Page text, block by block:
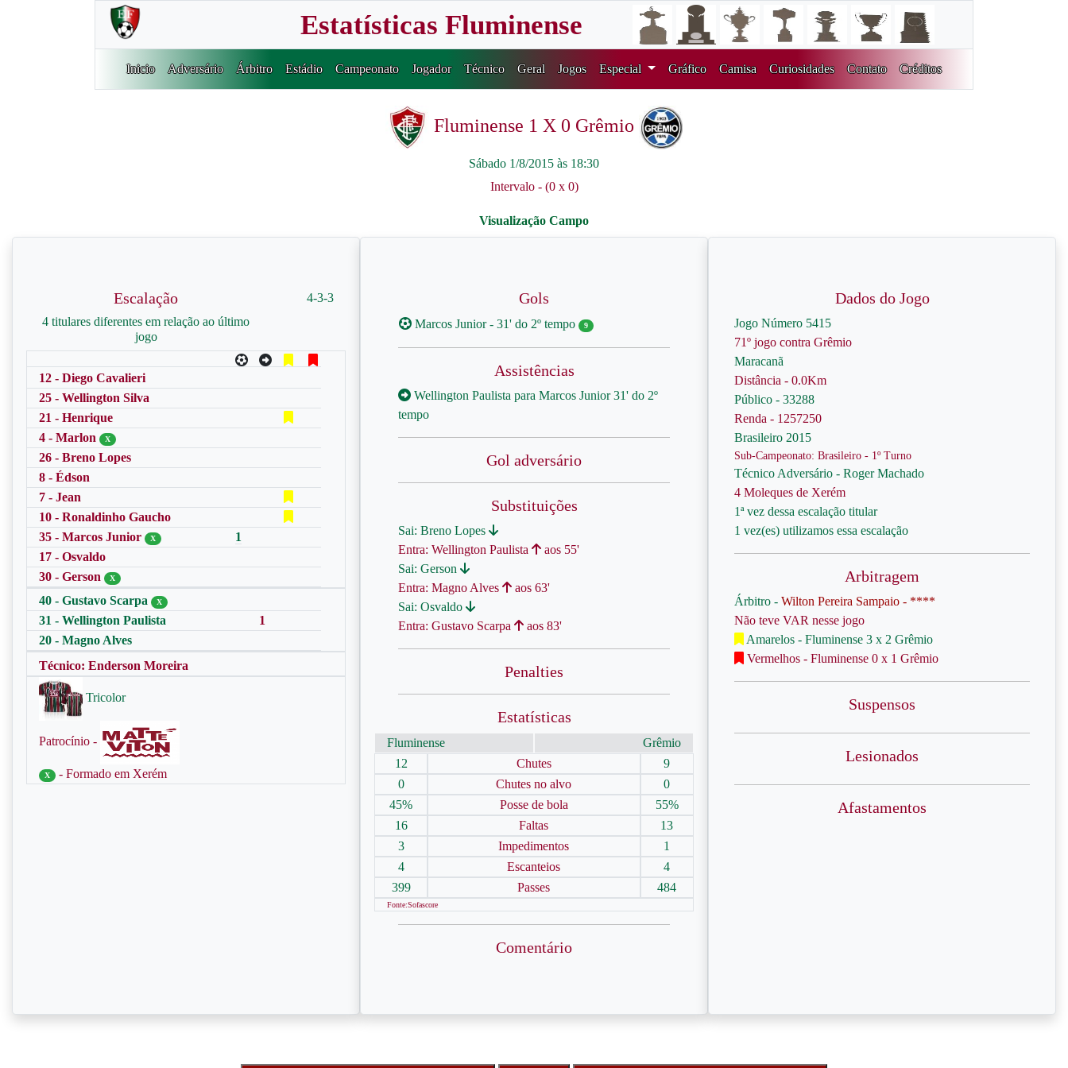
Estatísticas Fluminense
Inicio Adversário Árbitro Estádio Campeonato Jogador Técnico Geral Jogos Especial Gráfico Camisa Curiosidades Contato Créditos
Fluminense 1 X 0 Grêmio
Sábado 1/8/2015 às 18:30
Intervalo - (0 x 0)
Escalação
4 titulares diferentes em relação ao último
jogo
4-3-3
12 - Diego Cavalieri
25 - Wellington Silva
21 - Henrique
4 - Marlon
X
26 - Breno Lopes
8 - Édson
7 - Jean
10 - Ronaldinho Gaucho
35 - Marcos Junior
X
1
17 - Osvaldo
30 - Gerson
X
40 - Gustavo Scarpa X
31 - Wellington Paulista
1
20 - Magno Alves
Técnico: Enderson Moreira
Tricolor
Patrocínio -
X - Formado em Xerém
Gols
Marcos Junior - 31' do 2º tempo 9
Assistências
Wellington Paulista para Marcos Junior 31' do 2º
tempo
Gol adversário
Substituições
Sai: Breno Lopes
Entra: Wellington Paulista
aos 55'
Sai: Gerson
Entra: Magno Alves
aos 63'
Sai: Osvaldo
Entra: Gustavo Scarpa
aos 83'
Penalties
Estatísticas
Fluminense
Grêmio
12
Chutes
9
0
Chutes no alvo
0
45%
Posse de bola
55%
16
Faltas
13
3
Impedimentos
1
4
Escanteios
4
399
Passes 484
Fonte:Sofascore
Comentário
Dados do Jogo
Jogo Número 5415
71º jogo contra Grêmio
Maracanã
Distância - 0.0Km
Público - 33288
Renda - 1257250
Brasileiro 2015
Sub-Campeonato: Brasileiro - 1º Turno
Técnico Adversário - Roger Machado
4 Moleques de Xerém
1ª vez dessa escalação titular
1 vez(es) utilizamos essa escalação
Arbitragem
Árbitro - Wilton Pereira Sampaio - ****
Não teve VAR nesse jogo
Amarelos - Fluminense 3 x 2 Grêmio
Vermelhos - Fluminense 0 x 1 Grêmio
Suspensos
Lesionados
Afastamentos